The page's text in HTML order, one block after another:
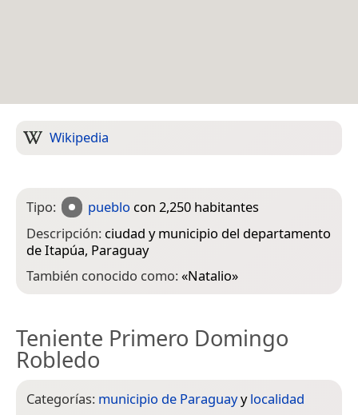
Wikipedia
Tipo: pueblo con 2,250 habitantes
Descripción: ciudad y municipio del departamento
de Itapúa, Paraguay
También conocido como:«Natalio»
Teniente Primero Domingo
Robledo
Categorías: municipio de Paraguayylocalidad